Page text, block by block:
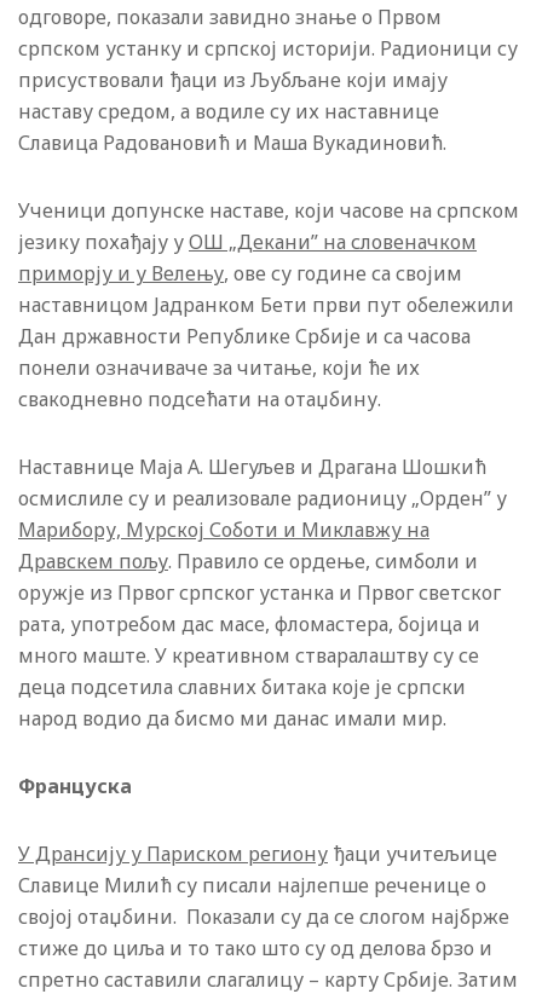
одговоре, показали завидно знање о Првом
српском устанку и српској историји. Радионици су
присуствовали ђаци из Љубљане који имају
наставу средом, а водиле су их наставнице
Славица Радовановић и Маша Вукадиновић.
Ученици допунске наставе, који часове на српском
језику похађају уОШ „Декани” на словеначком
приморју и у Велењу, ове су године са својим
наставницом Јадранком Бети први пут обележили
Дан државности Републике Србије и са часова
понели означиваче за читање, који ће их
свакодневно подсећати на отаџбину.
Наставнице Маја А. Шегуљев и Драгана Шошкић
осмислиле су и реализовале радионицу „Орден” у
Марибору, Мурској Соботи и Миклавжу на
Дравскем пољу. Правило се ордење, симболи и
оружје из Првог српског устанка и Првог светског
рата, употребом дас масе, фломастера, бојица и
много маште. У креативном стваралаштву су се
деца подсетила славних битака које је српски
народ водио да бисмо ми данас имали мир.
Француска
У Дрансију у Париском региону ђаци учитељице
Славице Милић су писали најлепше реченице о
својој отаџбини. Показали су да се слогом најбрже
стиже до циља и то тако што су од делова брзо и
спретно саставили слагалицу – карту Србије. Затим